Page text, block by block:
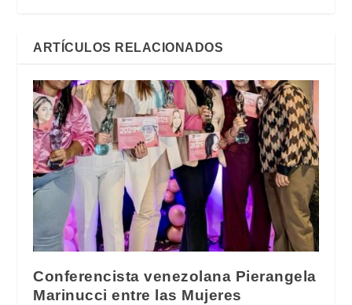
ARTÍCULOS RELACIONADOS
Conferencista venezolana Pierangela
Marinucci entre las Mujeres